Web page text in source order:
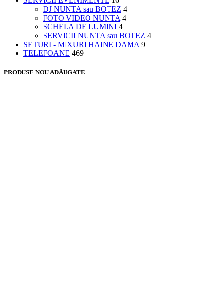
DJ NUNTA sau BOTEZ 4
FOTO VIDEO NUNTA 4
SCHELA DE LUMINI 4
SERVICII NUNTA sau BOTEZ 4
SETURI - MIXURI HAINE DAMA 9
TELEFOANE 469
PRODUSE NOU ADĂUGATE